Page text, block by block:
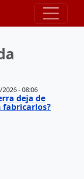
2026 - 08:06
deja de
fabricarlos?